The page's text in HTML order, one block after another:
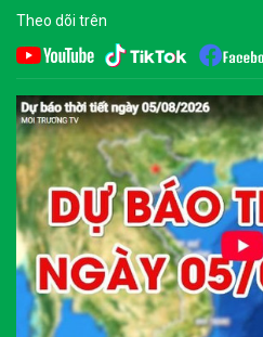
Theo dõi trên